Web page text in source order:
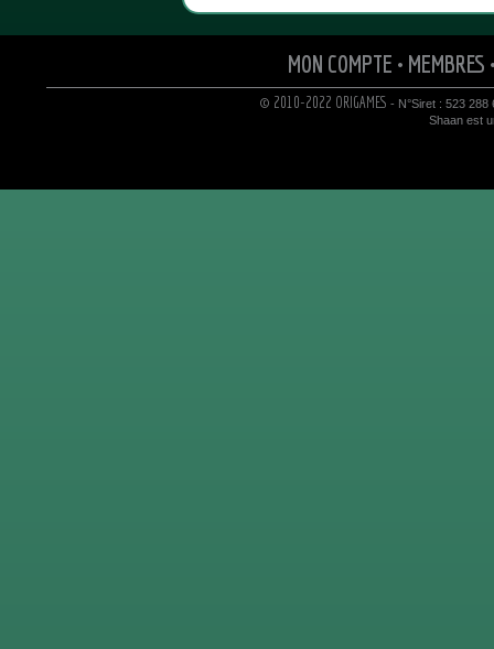
MON COMPTE • MEMBRES
© 2010-2022 ORIGAMES - N°Siret : 523 288
Shaan est